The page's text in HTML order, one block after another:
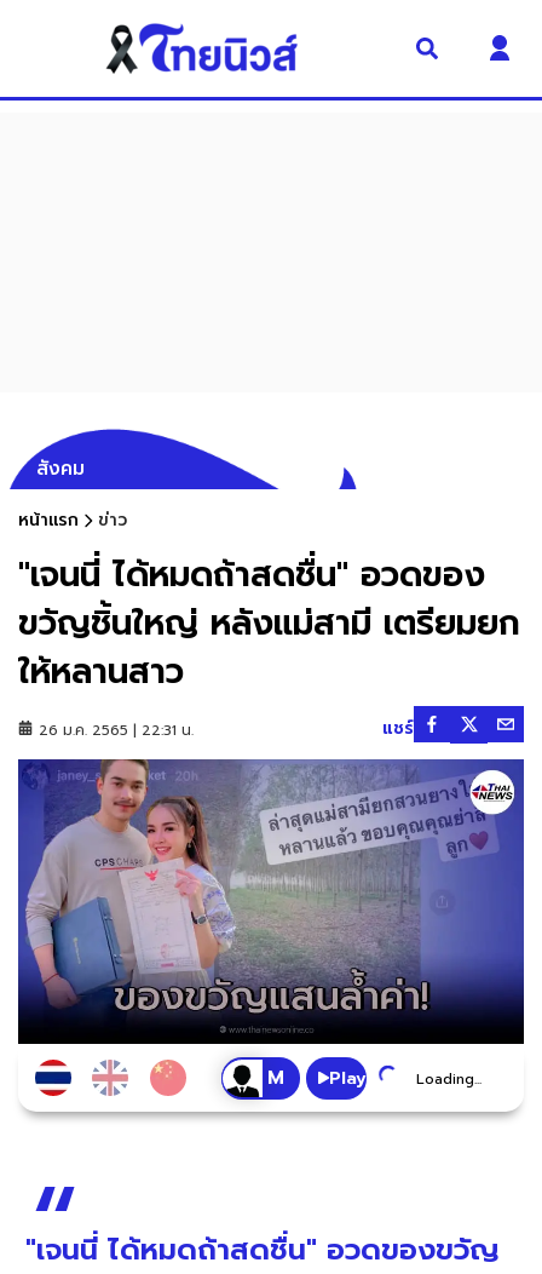
สังคม
หน้าแรก ข่าว
"เจนนี่ ได้หมดถ้าสดชื่น" อวดของ
ขวัญชิ้นใหญ่ หลังแม่สามี เตรียมยก
ให้หลานสาว
26 ม.ค. 2565 | 22:31 น. แชร์
Play Loading...
"เจนนี่ ได้หมดถ้าสดชื่น" อวดของขวัญ